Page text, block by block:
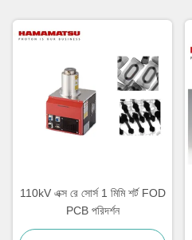
110kV এক্স রে সোর্স 1 মিমি শর্ট FOD
PCB পরিদর্শন